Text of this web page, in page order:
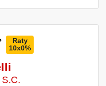
Raty
10x0%